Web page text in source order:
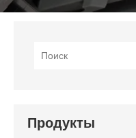
Продукты